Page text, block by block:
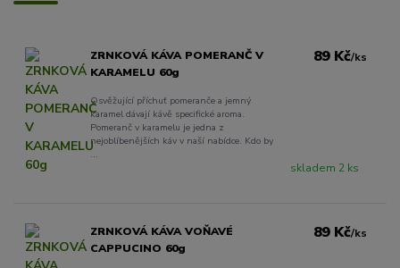
ZRNKOVÁ KÁVA POMERANČ V
KARAMELU 60g
Osvěžující příchuť pomeranče a jemný
karamel dávají kávě specifické aroma.
Pomeranč v karamelu je jedna z
nejoblíbenějších káv v naší nabídce. Kdo by
...
89 Kč/ks
skladem 2 ks
ZRNKOVÁ KÁVA VOŇAVÉ
CAPPUCINO 60g
89 Kč/ks